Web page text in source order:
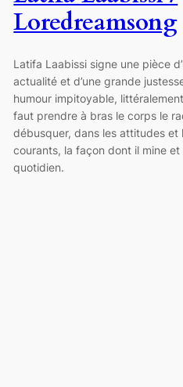
Loredreamsong
Latifa Laabissi signe une pièce
actualité et d’une grande
humour impitoyable,
faut prendre à bras le corps le
débusquer, dans les attitudes et
courants, la façon dont il mine et
quotidien.